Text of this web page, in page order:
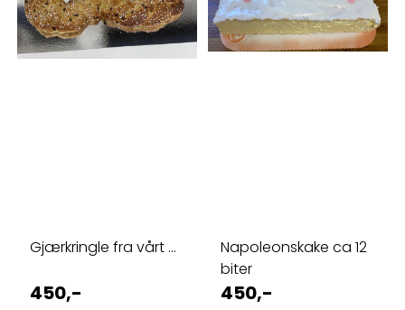
Gjærkringle fra vårt ...
450,-
Napoleonskake ca 12
biter
450,-